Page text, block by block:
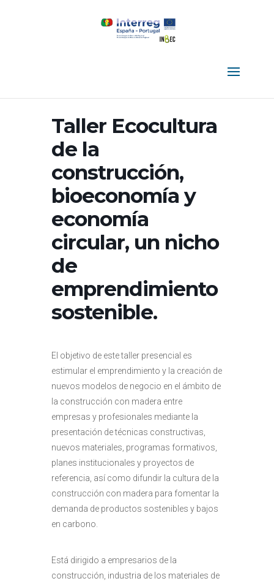
Taller Ecocultura
de la
construcción,
bioeconomía y
economía
circular, un nicho
de
emprendimiento
sostenible.
El objetivo de este taller presencial es
estimular el emprendimiento y la creación de
nuevos modelos de negocio en el ámbito de
la construcción con madera entre
empresas y profesionales mediante la
presentación de técnicas constructivas,
nuevos materiales, programas formativos,
planes institucionales y proyectos de
referencia, así como difundir la cultura de la
construcción con madera para fomentar la
demanda de productos sostenibles y bajos
en carbono.
Está dirigido a empresarios de la
construcción, industria de los materiales de